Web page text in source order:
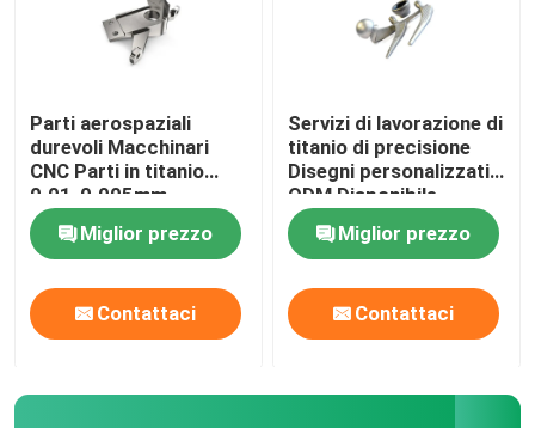
Parti aerospaziali
durevoli Macchinari
CNC Parti in titanio
0.01-0.005mm
Tolleranza
Miglior prezzo
Contattaci
Servizi di lavorazione di
titanio di precisione
Disegni personalizzati
ODM Disponibile
Miglior prezzo
Contattaci